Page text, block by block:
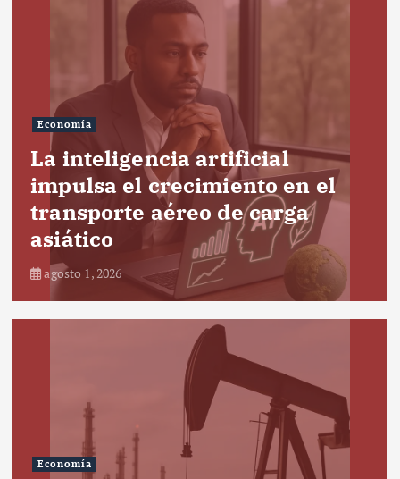
Economía
La inteligencia artificial
impulsa el crecimiento en el
transporte aéreo de carga
asiático
agosto 1, 2026
Economía